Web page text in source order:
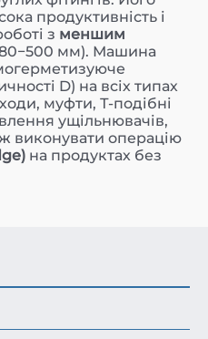
продуктивність і
з меншим
мм). Машина
D) на всіх типах
муфти, Т-подібні
ущільнювачів,
виконувати операцію
на продуктах без